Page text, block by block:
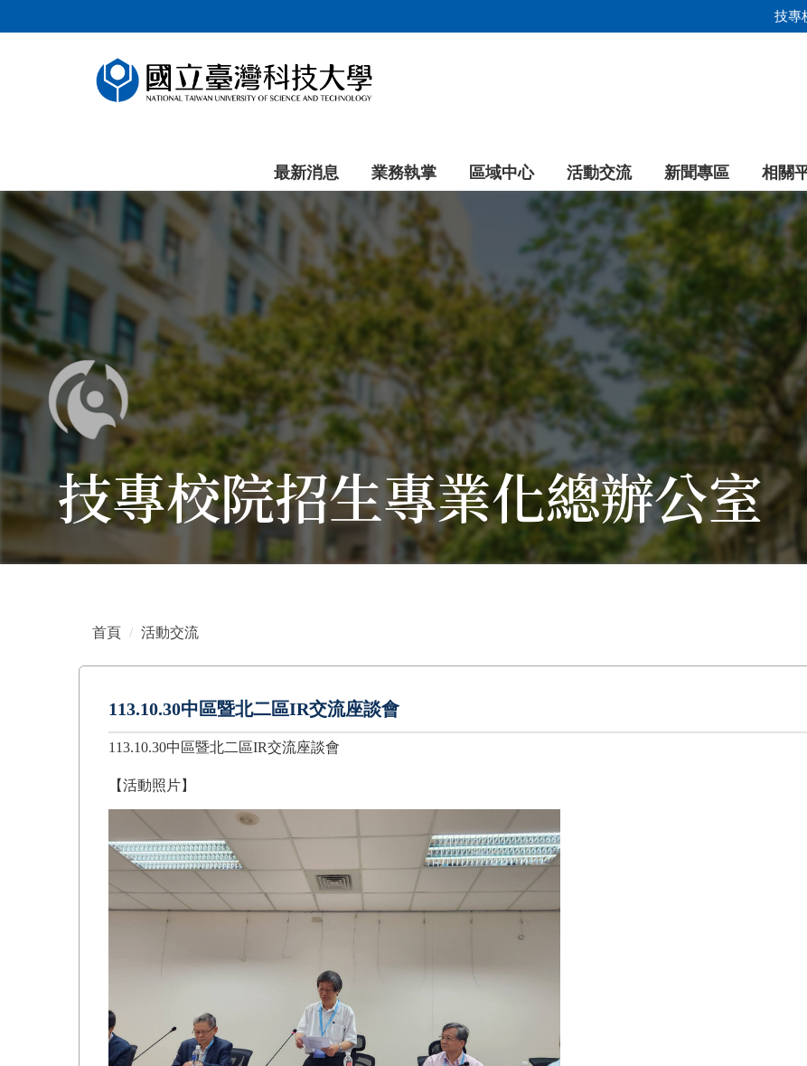
到
技專
最新消息 業務執掌 區域中心 活動交流 新聞專區 相關
技專校院招生專業化總辦公室
首頁 活動交流
113.10.30中區暨北二區IR交流座談會
113.10.30中區暨北二區IR交流座談會
【活動照片】